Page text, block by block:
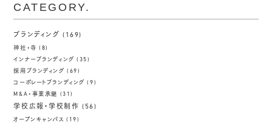
CATEGORY.
ブランディング (169)
神社・寺 (8)
インナーブランディング (35)
採用ブランディング (69)
コーポレートブランディング (9)
M&A・事業承継 (31)
学校広報・学校制作 (56)
オープンキャンパス (19)